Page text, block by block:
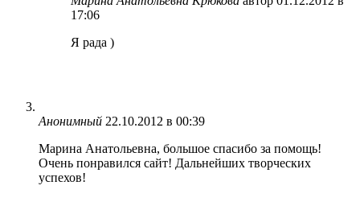
17:06
Я рада )
Анонимный 22.10.2012 в 00:39
Марина Анатольевна, большое спасибо за помощь!
Очень понравился сайт! Дальнейших творческих
успехов!